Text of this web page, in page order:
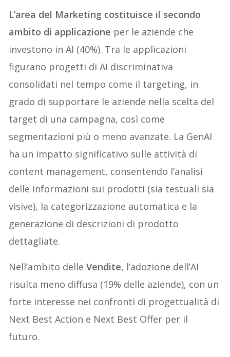
L’area del Marketing costituisce il secondo
ambito di applicazione per le aziende che
investono in AI (40%). Tra le applicazioni
figurano progetti di AI discriminativa
consolidati nel tempo come il targeting, in
grado di supportare le aziende nella scelta del
target di una campagna, così come
segmentazioni più o meno avanzate. La GenAI
ha un impatto significativo sulle attività di
content management, consentendo l’analisi
delle informazioni sui prodotti (sia testuali sia
visive), la categorizzazione automatica e la
generazione di descrizioni di prodotto
dettagliate.
Nell’ambito delleVendite, l’adozione dell’AI
risulta meno diffusa (19% delle aziende), con un
forte interesse nei confronti di progettualità di
Next Best Action e Next Best Offer per il
futuro.